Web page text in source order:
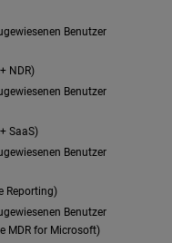
Benutzer
NDR)
Benutzer
SaaS)
Benutzer
Reporting)
Benutzer
MDR for Microsoft)